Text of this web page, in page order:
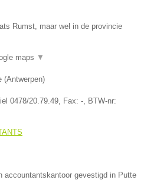
Rumst, maar wel in de provincie
maps ▼
(Antwerpen)
0478/20.79.49 , Fax: - , BTW-nr:
accountantskantoor gevestigd in Putte